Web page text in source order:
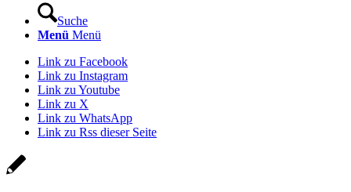
Suche
Menü Menü
Link zu Facebook
Link zu Instagram
Link zu Youtube
Link zu X
Link zu WhatsApp
Link zu Rss dieser Seite